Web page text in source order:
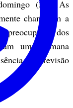
(31). As
chamaram a
preocupação dos
uma semana
de previsão